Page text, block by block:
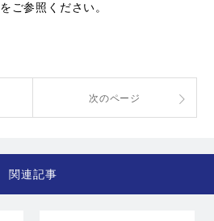
をご参照ください。
次のページ
関連記事